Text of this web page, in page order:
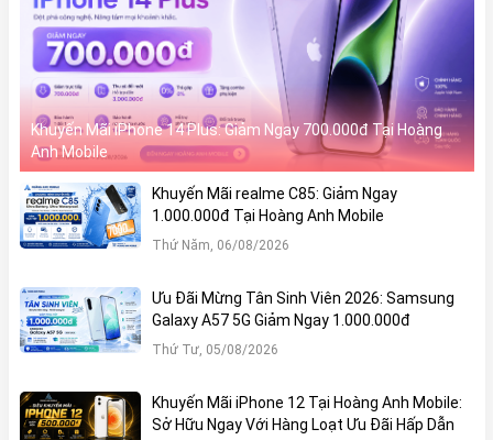
Khuyến Mãi iPhone 14 Plus: Giảm Ngay 700.000đ Tại Hoàng
Anh Mobile
Khuyến Mãi realme C85: Giảm Ngay
1.000.000đ Tại Hoàng Anh Mobile
Thứ Năm, 06/08/2026
Ưu Đãi Mừng Tân Sinh Viên 2026: Samsung
Galaxy A57 5G Giảm Ngay 1.000.000đ
Thứ Tư, 05/08/2026
Khuyến Mãi iPhone 12 Tại Hoàng Anh Mobile:
Sở Hữu Ngay Với Hàng Loạt Ưu Đãi Hấp Dẫn